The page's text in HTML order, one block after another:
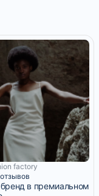
factory
в премиальном